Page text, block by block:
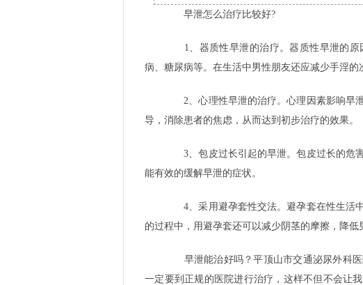
早泄怎么治疗比较好?
1、器质性早泄的治疗。器质性早泄的原
病、糖尿病等。在生活中男性朋友还应减少手淫的
2、心理性早泄的治疗。心理因素影响早
导，消除患者的焦虑，从而达到初步治疗的效果。
3、包皮过长引起的早泄。包皮过长的危
能有效的缓解早泄的症状。
4、采用避孕套性交法。避孕套在性生活
的过程中，用避孕套还可以减少阴茎的摩擦，降
早泄能治好吗？平顶山市交通泌尿外科医
一定要到正规的医院进行治疗，这样不但不会让